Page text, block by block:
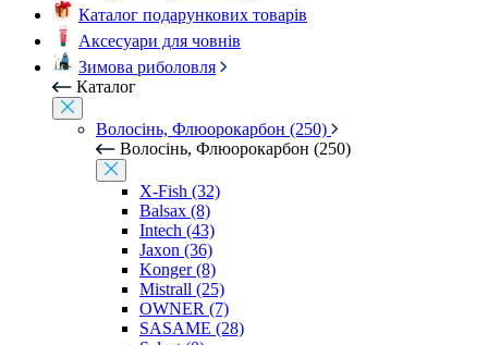
Каталог подарункових товарів
Аксесуари для човнів
Зимова риболовля
Каталог
Волосінь, Флюорокарбон (250)
Волосінь, Флюорокарбон (250)
X-Fish (32)
Balsax (8)
Intech (43)
Jaxon (36)
Konger (8)
Mistrall (25)
OWNER (7)
SASAME (28)